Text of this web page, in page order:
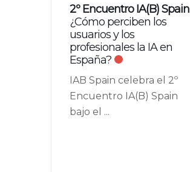
2º Encuentro IA(B) Spain
¿Cómo perciben los
usuarios y los
profesionales la IA en
España?
IAB Spain celebra el 2º
Encuentro IA(B) Spain
bajo el ...